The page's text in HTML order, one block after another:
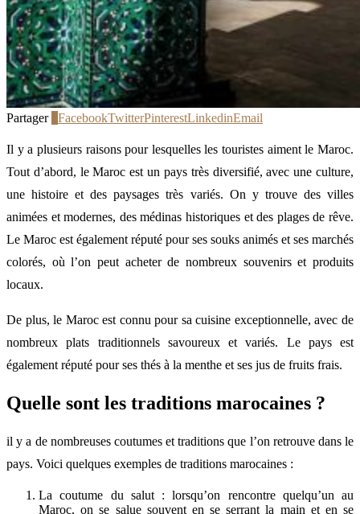
Partager FacebookTwitterPinterestLinkedinEmail
Il y a plusieurs raisons pour lesquelles les touristes aiment le Maroc.
Tout d’abord, le Maroc est un pays très diversifié, avec une culture,
une histoire et des paysages très variés. On y trouve des villes
animées et modernes, des médinas historiques et des plages de rêve.
Le Maroc est également réputé pour ses souks animés et ses marchés
colorés, où l’on peut acheter de nombreux souvenirs et produits
locaux.
De plus, le Maroc est connu pour sa cuisine exceptionnelle, avec de
nombreux plats traditionnels savoureux et variés. Le pays est
également réputé pour ses thés à la menthe et ses jus de fruits frais.
Quelle sont les traditions marocaines ?
il y a de nombreuses coutumes et traditions que l’on retrouve dans le
pays. Voici quelques exemples de traditions marocaines :
La coutume du salut : lorsqu’on rencontre quelqu’un au
Maroc, on se salue souvent en se serrant la main et en se